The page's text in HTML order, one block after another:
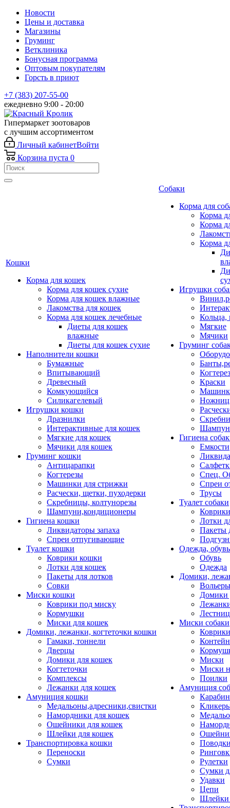
Новости
Цены и доставка
Магазины
Груминг
Ветклиника
Бонусная программа
Оптовым покупателям
Горсть в приют
+7 (383) 207-55-00
ежедневно 9:00 - 20:00
Гипермаркет зоотоваров
с лучшим ассортиментом
Личный кабинетВойти
Корзина пуста 0
Кошки
Корма для кошек
Корма для кошек сухие
Корма для кошек влажные
Лакомства для кошек
Корма для кошек лечебные
Диеты для кошек
влажные
Диеты для кошек сухие
Наполнители кошки
Бумажные
Впитывающий
Древесный
Комкующийся
Силикагелевый
Игрушки кошки
Дразнилки
Интерактивные для кошек
Мягкие для кошек
Мячики для кошек
Груминг кошки
Антицарапки
Когтерезы
Машинки для стрижки
Расчески, щетки, пуходерки
Скребницы, колтунорезы
Шампуни,кондиционеры
Гигиена кошки
Ликвидаторы запаха
Спреи отпугивающие
Туалет кошки
Коврики кошки
Лотки для кошек
Пакеты для лотков
Совки
Миски кошки
Коврики под миску
Кормушки
Миски для кошек
Домики, лежанки, когтеточки кошки
Гамаки, тоннели
Дверцы
Домики для кошек
Когтеточки
Комплексы
Лежанки для кошек
Амуниция кошки
Медальоны,адресники,свистки
Намордники для кошек
Ошейники для кошек
Шлейки для кошек
Транспортировка кошки
Переноски
Сумки
Собаки
Корма для
Корма
Корма
Корма
Игрушки
Кольца,
Мягкие
Мячики
Груминг
Краски
Гигиена
Емкости
Спец.
Спреи
Трусы
Туалет собаки
Коврики
Лотки
Пакеты
Одежда, обувь
Обувь
Одежда
Домики,
Домики
Миски собаки
Миски
Миски
Поилки
Амуниция
Рулетки
Сумки
Удавки
Цепи
Шлейки